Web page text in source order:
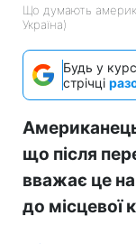
Що думають
Україна)
Будь у
стрічці
що після
вважає це
до місцевої